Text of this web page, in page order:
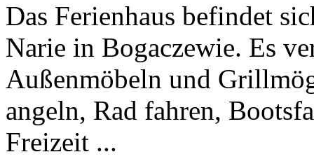
Das Ferienhaus befindet
Narie in Bogaczewie. Es
Außenmöbeln und
angeln, Rad fahren,
Freizeit ...